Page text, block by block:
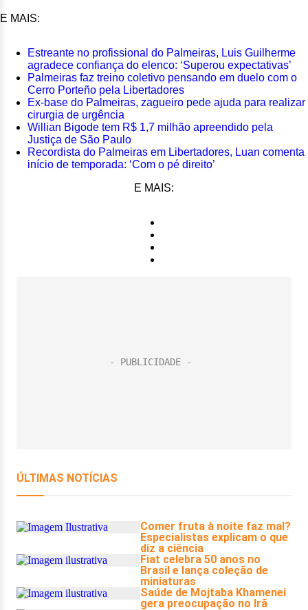
E MAIS:
Estreante no profissional do Palmeiras, Luis Guilherme
agradece confiança do elenco: ‘Superou expectativas’
Palmeiras faz treino coletivo pensando em duelo com o
Cerro Porteño pela Libertadores
Ex-base do Palmeiras, zagueiro pede ajuda para realizar
cirurgia de urgência
Willian Bigode tem R$ 1,7 milhão apreendido pela
Justiça de São Paulo
Recordista do Palmeiras em Libertadores, Luan comenta
início de temporada: ‘Com o pé direito’
E MAIS: